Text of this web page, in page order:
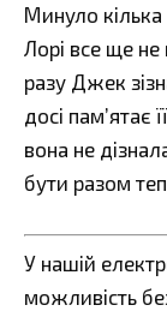
Минуло
Лорі все ще
разу Джек
досі
вона не
бути разом
У нашій
можливість